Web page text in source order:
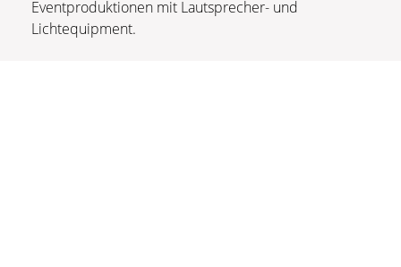
Eventproduktionen mit Lautsprecher- und
Lichtequipment.